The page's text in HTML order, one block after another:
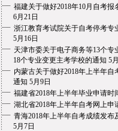
福建关于做好2018年10月自考报
6月21日
浙江教育考试院关于自考停考专
5月16日
天津市委关于电子商务等13个专
18个专业变更主考学校的通知 5
内蒙古关于做好2018年上半年自
通知 5月9日
福建省2018年上半年毕业申请时
湖北省2018年上半年自考网上申
青海2018年上半年自考成绩发布
5月7日